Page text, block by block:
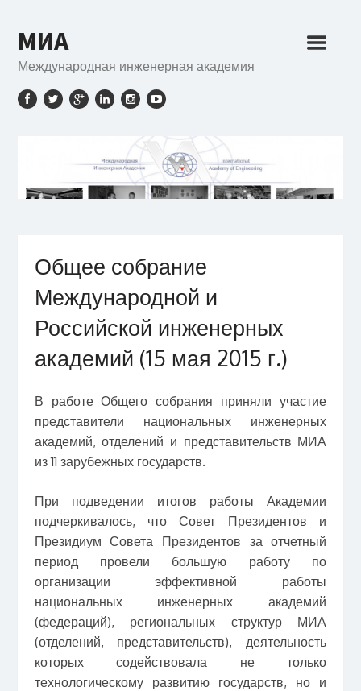
МИА
Международная инженерная академия
Общее собрание
Международной и
Российской инженерных
академий (15 мая 2015 г.)
В работе Общего собрания приняли участие
представители национальных инженерных
академий, отделений и представительств МИА
из 11 зарубежных государств.
При подведении итогов работы Академии
подчеркивалось, что Совет Президентов и
Президиум Совета Президентов за отчетный
период провели большую работу по
организации эффективной работы
национальных инженерных академий
(федераций), региональных структур МИА
(отделений, представительств), деятельность
которых содействовала не только
технологическому развитию государств, но и